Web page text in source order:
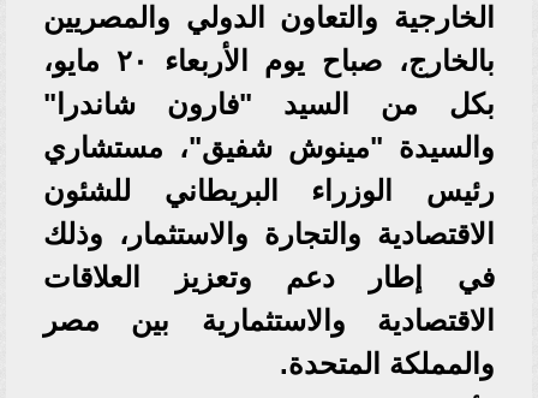
الخارجية والتعاون الدولي والمصريين
بالخارج، صباح يوم الأربعاء ٢٠ مايو،
بكل من السيد "فارون شاندرا"
والسيدة "مينوش شفيق"، مستشاري
رئيس الوزراء البريطاني للشئون
الاقتصادية والتجارة والاستثمار، وذلك
في إطار دعم وتعزيز العلاقات
الاقتصادية والاستثمارية بين مصر
والمملكة المتحدة.